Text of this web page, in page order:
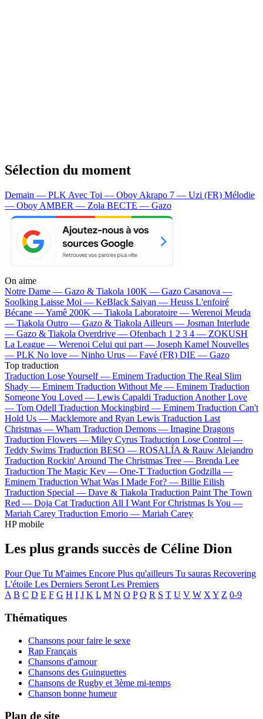
Sélection du moment
Demain — PLK Avec Toi — Oboy Akrapo 7 — Uzi (FR) Mélodie
— Oboy AMBER — Zola BECTE — Gazo
On aime
Notre Dame — Gazo & Tiakola 100K — Gazo Casanova —
Soolking Laisse Moi — KeBlack Saiyan — Heuss L'enfoiré
Bécane —Yamê 200K — Tiakola Laboratoire — Werenoi Meuda
— Tiakola Outro — Gazo & Tiakola Ailleurs — Josman Interlude
— Gazo & Tiakola Overdrive — Ofenbach 1 2 3 4 — ZOKUSH
La League — Werenoi Celui qui part — Joseph Kamel Nouvelles
— PLK No love — Ninho Urus — Favé (FR) DIE — Gazo
Top traduction
Traduction Lose Yourself — Eminem Traduction The Real Slim
Shady — Eminem Traduction Without Me — Eminem Traduction
Someone You Loved — Lewis Capaldi Traduction Another Love
— Tom Odell Traduction Mockingbird — Eminem Traduction Can't
Hold Us — Macklemore and Ryan Lewis Traduction Last
Christmas — Wham Traduction Demons — Imagine Dragons
Traduction Flowers — Miley Cyrus Traduction Lose Control —
Teddy Swims Traduction BESO — ROSALÍA & Rauw Alejandro
Traduction Rockin' Around The Christmas Tree — Brenda Lee
Traduction The Magic Key — One-T Traduction Godzilla —
Eminem Traduction What Was I Made For? — Billie Eilish
Traduction Special — Dave & Tiakola Traduction Paint The Town
Red — Doja Cat Traduction All I Want For Christmas Is You —
Mariah Carey Traduction Emorio — Mariah Carey
HP mobile
Les plus grands succès de Céline Dion
Pour Que Tu M'aimes Encore Plus qu'ailleurs Tu sauras Recovering
L'étoile Les Derniers Seront Les Premiers
A B C D E F G H I J K L M N O P Q R S T U V W X Y Z 0-9
Thématiques
Chansons pour faire le sexe
Rap Français
Chansons d'amour
Chansons des Guinguettes
Chansons de Rugby et 3ème mi-temps
Chanson bonne humeur
Plan de site